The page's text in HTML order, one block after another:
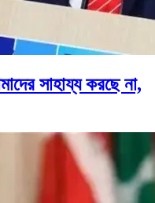
সাহায্য করছে না,